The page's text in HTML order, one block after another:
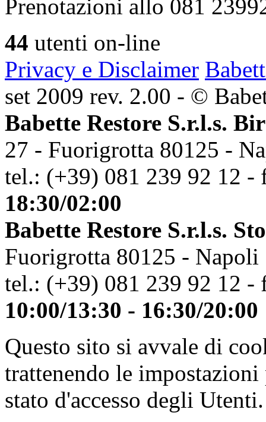
Prenotazioni allo 081
44 utenti on-line
Privacy e Disclaimer
set 2009 rev. 2.00 - ©
Babette Restore S.r.l.s.
27 - Fuorigrotta 80125 -
tel.: (+39) 081 239 92 12 -
18:30/02:00
Babette Restore S.r.l.s.
Fuorigrotta 80125 - Napoli
tel.: (+39) 081 239 92 12 -
10:00/13:30 - 16:30/20:00
Questo sito si avvale di
trattenendo le
stato d'accesso degli Utenti.